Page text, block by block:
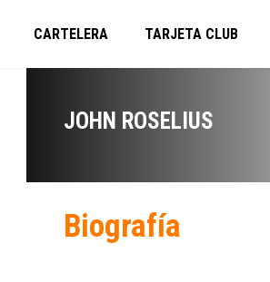
CARTELERA TARJETA CLUB
JOHN ROSELIUS
Biografía